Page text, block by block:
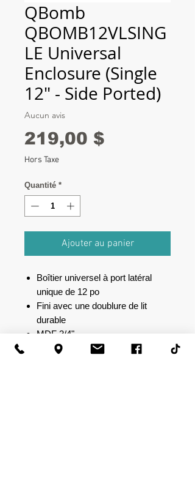
QBomb
QBOMB12VLSING
LE Universal
Enclosure (Single
12" - Side Ported)
Aucun avis
219,00 $
Hors Taxe
Quantité *
Ajouter au panier
Boîtier universel à port latéral
unique de 12 po
Fini avec une doublure de lit
durable
MDF 3/4"
Borne à ressort de haute qualité